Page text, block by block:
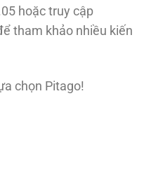
hoặc truy cập
tham khảo nhiều kiến
chọn Pitago!